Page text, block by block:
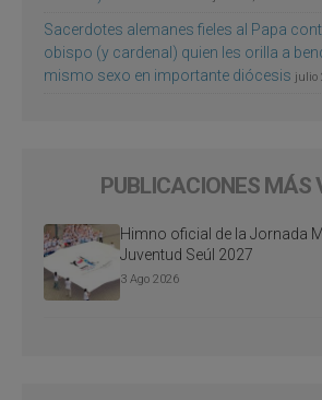
Sacerdotes alemanes fieles al Papa
obispo (y cardenal) quien les orilla a
mismo sexo en importante diócesis julio
PUBLICACIONES MÁS
Himno oficial de la Jornada
Juventud Seúl 2027
3 Ago 2026